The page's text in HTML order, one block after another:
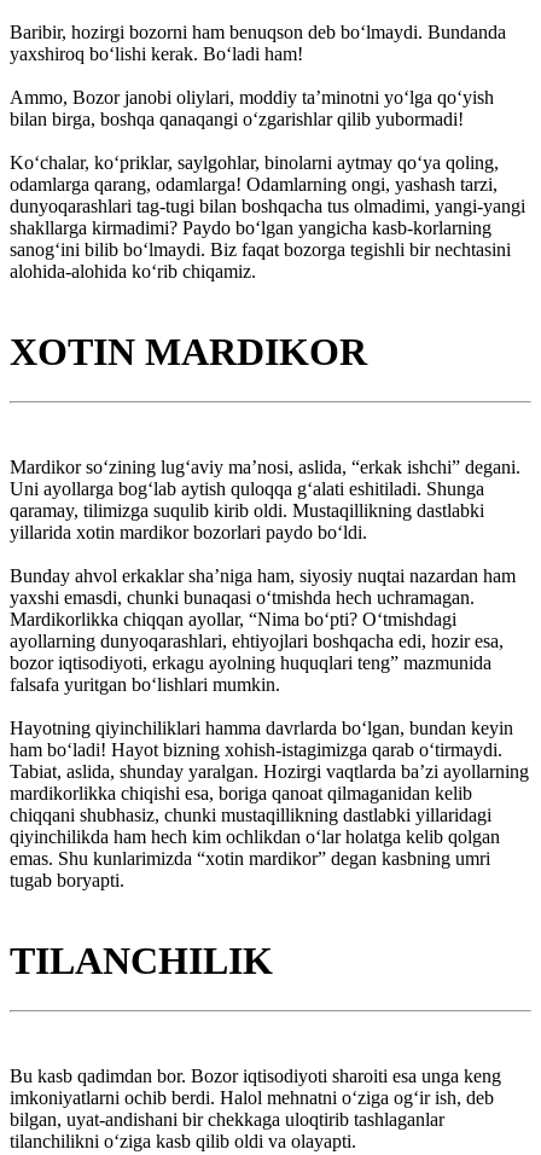
Baribir, hozirgi bozorni ham benuqson deb bo‘lmaydi. Bundanda
yaxshiroq bo‘lishi kerak. Bo‘ladi ham!
Ammo, Bozor janobi oliylari, moddiy ta’minotni yo‘lga qo‘yish
bilan birga, boshqa qanaqangi o‘zgarishlar qilib yubormadi!
Ko‘chalar, ko‘priklar, saylgohlar, binolarni aytmay qo‘ya qoling,
odamlarga qarang, odamlarga! Odamlarning ongi, yashash tarzi,
dunyoqarashlari tag-tugi bilan boshqacha tus olmadimi, yangi-yangi
shakllarga kirmadimi? Paydo bo‘lgan yangicha kasb-korlarning
sanog‘ini bilib bo‘lmaydi. Biz faqat bozorga tegishli bir nechtasini
alohida-alohida ko‘rib chiqamiz.
XOTIN MARDIKOR
Mardikor so‘zining lug‘aviy ma’nosi, aslida, “erkak ishchi” degani.
Uni ayollarga bog‘lab aytish quloqqa g‘alati eshitiladi. Shunga
qaramay, tilimizga suqulib kirib oldi. Mustaqillikning dastlabki
yillarida xotin mardikor bozorlari paydo bo‘ldi.
Bunday ahvol erkaklar sha’niga ham, siyosiy nuqtai nazardan ham
yaxshi emasdi, chunki bunaqasi o‘tmishda hech uchramagan.
Mardikorlikka chiqqan ayollar, “Nima bo‘pti? O‘tmishdagi
ayollarning dunyoqarashlari, ehtiyojlari boshqacha edi, hozir esa,
bozor iqtisodiyoti, erkagu ayolning huquqlari teng” mazmunida
falsafa yuritgan bo‘lishlari mumkin.
Hayotning qiyinchiliklari hamma davrlarda bo‘lgan, bundan keyin
ham bo‘ladi! Hayot bizning xohish-istagimizga qarab o‘tirmaydi.
Tabiat, aslida, shunday yaralgan. Hozirgi vaqtlarda ba’zi ayollarning
mardikorlikka chiqishi esa, boriga qanoat qilmaganidan kelib
chiqqani shubhasiz, chunki mustaqillikning dastlabki yillaridagi
qiyinchilikda ham hech kim ochlikdan o‘lar holatga kelib qolgan
emas. Shu kunlarimizda “xotin mardikor” degan kasbning umri
tugab boryapti.
TILANCHILIK
Bu kasb qadimdan bor. Bozor iqtisodiyoti sharoiti esa unga keng
imkoniyatlarni ochib berdi. Halol mehnatni o‘ziga og‘ir ish, deb
bilgan, uyat-andishani bir chekkaga uloqtirib tashlaganlar
tilanchilikni o‘ziga kasb qilib oldi va olayapti.